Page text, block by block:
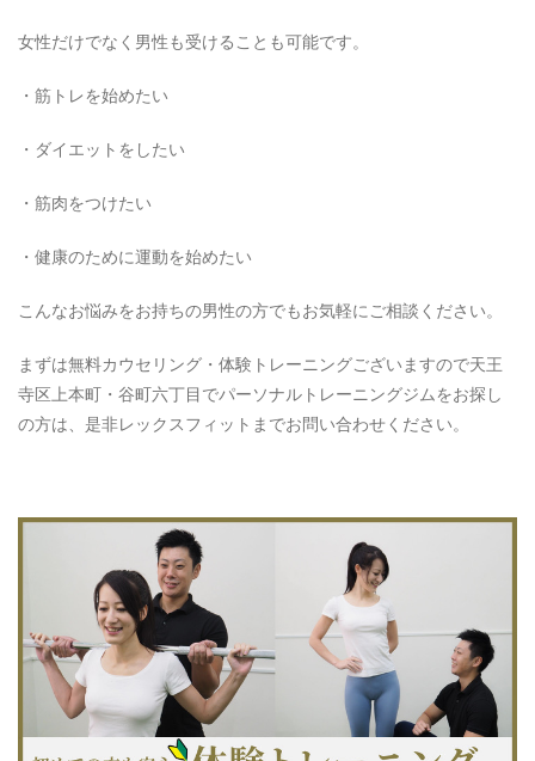
女性だけでなく男性も受けることも可能です。
・筋トレを始めたい
・ダイエットをしたい
・筋肉をつけたい
・健康のために運動を始めたい
こんなお悩みをお持ちの男性の方でもお気軽にご相談ください。
まずは無料カウセリング・体験トレーニングございますので天王
寺区上本町・谷町六丁目でパーソナルトレーニングジムをお探し
の方は、是非レックスフィットまでお問い合わせください。